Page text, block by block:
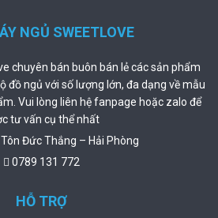
NGỦ SWEETLOVE
chuyên bán buôn bán lẻ các sản phẩm
đồ ngủ với số lượng lớn, đa dạng về mẫu
Vui lòng liên hệ fanpage hoặc zalo để
tư vấn cụ thể nhất
Đức Thắng – Hải Phòng
0789 131 772
HỖ TRỢ